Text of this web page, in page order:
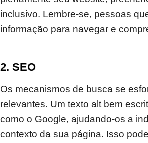
inclusivo. Lembre-se, pessoas
informação para navegar e
2. SEO
Os mecanismos de busca se
relevantes. Um texto alt bem
como o Google, ajudando-os a
contexto da sua página. Isso